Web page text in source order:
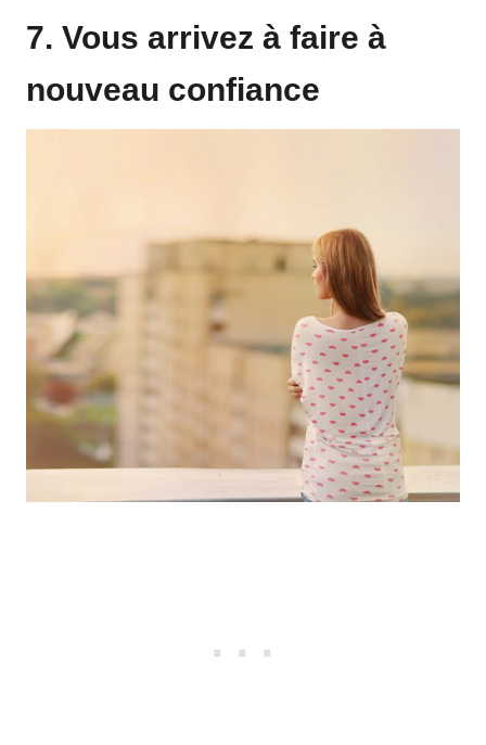
7. Vous arrivez à faire à
nouveau confiance